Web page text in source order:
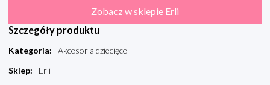
Zobacz w sklepie Erli
Szczegóły produktu
Kategoria:
Akcesoria dziecięce
Sklep:
Erli